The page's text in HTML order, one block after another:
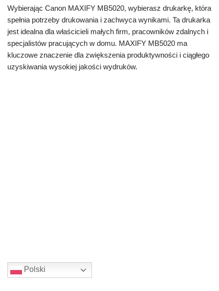
Wybierając Canon MAXIFY MB5020, wybierasz drukarkę, która
spełnia potrzeby drukowania i zachwyca wynikami. Ta drukarka
jest idealna dla właścicieli małych firm, pracowników zdalnych i
specjalistów pracujących w domu. MAXIFY MB5020 ma
kluczowe znaczenie dla zwiększenia produktywności i ciągłego
uzyskiwania wysokiej jakości wydruków.
Polski